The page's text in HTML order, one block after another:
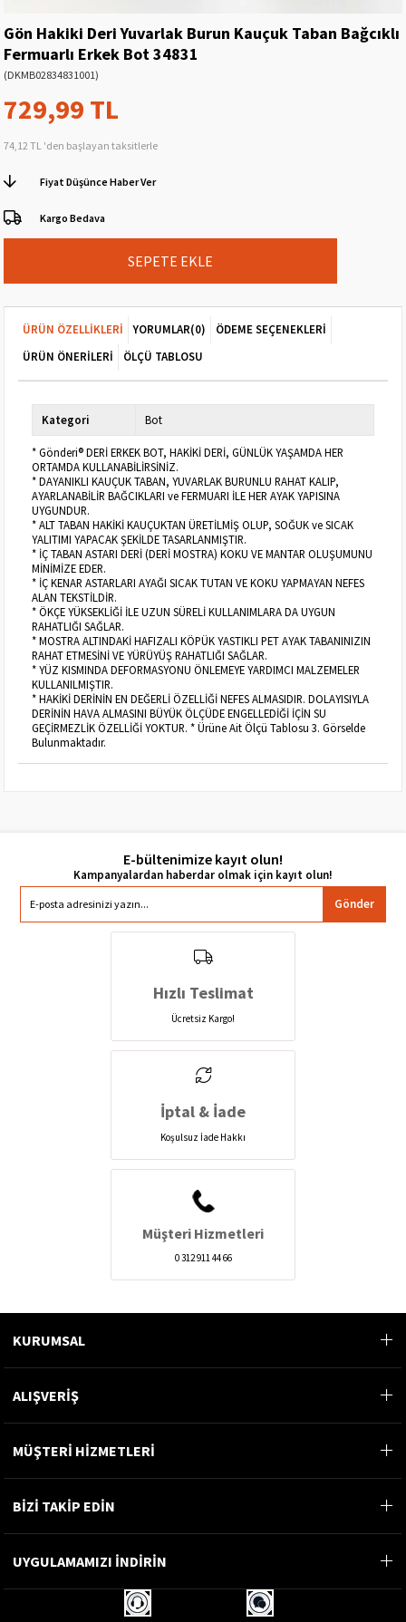
Gön Hakiki Deri Yuvarlak Burun Kauçuk Taban Bağcıklı
Fermuarlı Erkek Bot 34831
(DKMB02834831001)
729,99 TL
74,12 TL 'den başlayan taksitlerle
Fiyat Düşünce Haber Ver
Kargo Bedava
ÜRÜN ÖZELLIKLERI YORUMLAR(0)
ÖDEME SEÇENEKLERI
ÜRÜN ÖNERILERI
ÖLÇÜ TABLOSU
Kategori Bot
* Gönderi® DERİ ERKEK BOT, HAKİKİ DERİ, GÜNLÜK YAŞAMDA HER
ORTAMDA KULLANABİLİRSİNİZ.
* DAYANIKLI KAUÇUK TABAN, YUVARLAK BURUNLU RAHAT KALIP,
AYARLANABİLİR BAĞCIKLARI ve FERMUARI İLE HER AYAK YAPISINA
UYGUNDUR.
* ALT TABAN HAKİKİ KAUÇUKTAN ÜRETİLMİŞ OLUP, SOĞUK ve SICAK
YALITIMI YAPACAK ŞEKİLDE TASARLANMIŞTIR.
* İÇ TABAN ASTARI DERİ (DERİ MOSTRA) KOKU VE MANTAR OLUŞUMUNU
MİNİMİZE EDER.
* İÇ KENAR ASTARLARI AYAĞI SICAK TUTAN VE KOKU YAPMAYAN NEFES
ALAN TEKSTİLDİR.
* ÖKÇE YÜKSEKLİĞİ İLE UZUN SÜRELİ KULLANIMLARA DA UYGUN
RAHATLIĞI SAĞLAR.
* MOSTRA ALTINDAKİ HAFIZALI KÖPÜK YASTIKLI PET AYAK TABANINIZIN
RAHAT ETMESİNİ VE YÜRÜYÜŞ RAHATLIĞI SAĞLAR.
* YÜZ KISMINDA DEFORMASYONU ÖNLEMEYE YARDIMCI MALZEMELER
KULLANILMIŞTIR.
* HAKİKİ DERİNİN EN DEĞERLİ ÖZELLİĞİ NEFES ALMASIDIR. DOLAYISIYLA
DERİNİN HAVA ALMASINI BÜYÜK ÖLÇÜDE ENGELLEDİĞİ İÇİN SU
GEÇİRMEZLİK ÖZELLİĞİ YOKTUR. * Ürüne Ait Ölçü Tablosu 3. Görselde
Bulunmaktadır.
E-bültenimize kayıt olun!
Gönder
Hızlı Teslimat
Ücretsiz Kargo!
İptal & İade
Koşulsuz İade Hakkı
Müşteri Hizmetleri
0 312 911 44 66
KURUMSAL
ALIŞVERİŞ
MÜŞTERİ HİZMETLERİ
BİZİ TAKİP EDİN
UYGULAMAMIZI İNDİRİN